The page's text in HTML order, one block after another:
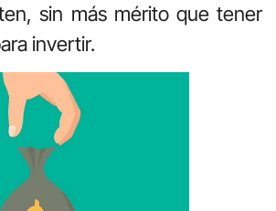
sin más mérito que tener
invertir.